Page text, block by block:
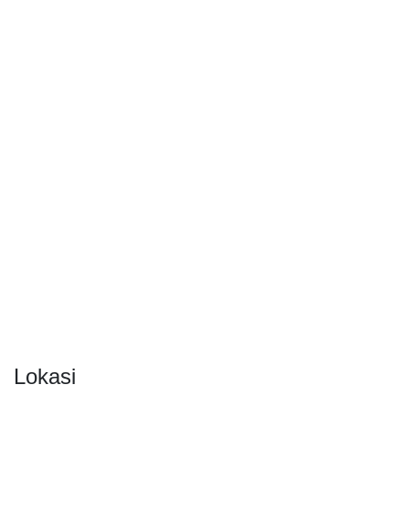
Lokasi